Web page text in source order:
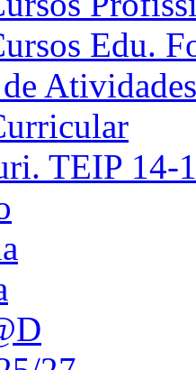
Edu.
Atividades
TEIP 14-